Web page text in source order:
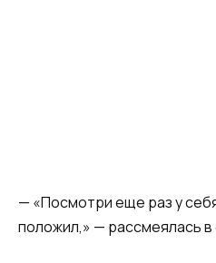
— «Посмотри еще раз у
положил,» — рассмеялась в